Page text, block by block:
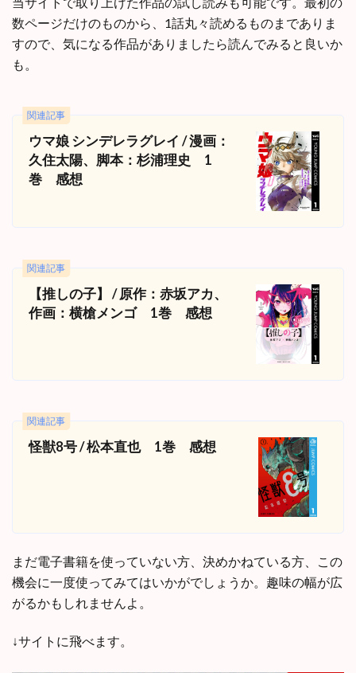
数ページだけのものから、1話丸々読めるものまでありま
すので、気になる作品がありましたら読んでみると良いか
も。
関連記事
ウマ娘 シンデレラグレイ / 漫画：
久住太陽、脚本：杉浦理史 1
巻 感想
関連記事
【推しの子】 / 原作：赤坂アカ、
作画：横槍メンゴ 1巻 感想
関連記事
怪獣8号 / 松本直也 1巻 感想
まだ電子書籍を使っていない方、決めかねている方、この
機会に一度使ってみてはいかがでしょうか。趣味の幅が広
がるかもしれませんよ。
↓サイトに飛べます。